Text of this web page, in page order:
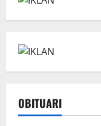
OBITUARI